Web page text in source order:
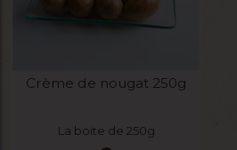
Crème de nougat 250g
La boite de 250g